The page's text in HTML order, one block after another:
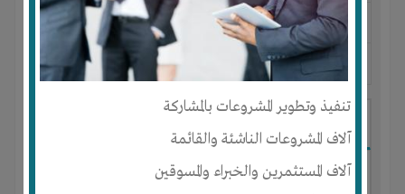
تنفيذ وتطوير المشروعات بالمشاركة
آلاف المشروعات الناشئة والقائمة
آلاف المستثمرين والخبراء والمسوقين
أو ورشة
المكان :مصر-دمياط-دمياط الجديدة
آخر ظهور: : منذ 7 اشهر